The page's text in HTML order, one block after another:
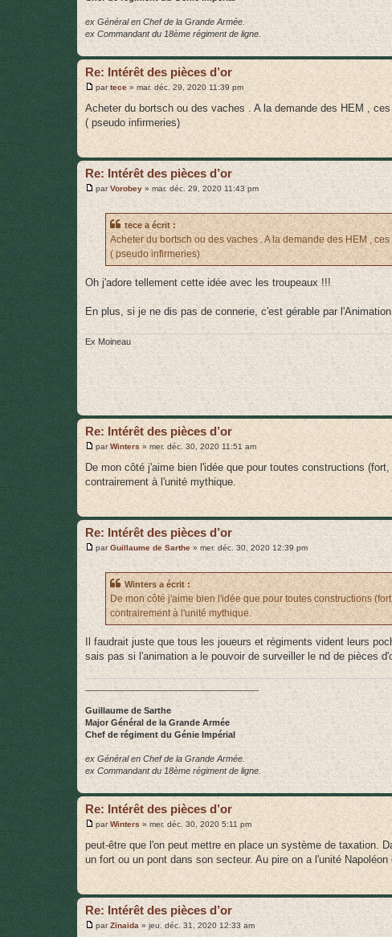
ex Général en Chef de la Grande Armée.
ex Commandant du 18ème régiment de ligne.
Re: Intérêt des pièces d’or
M
s
a
partece » mar. déc. 29, 2020 11:39 pm
Acheter du bortsch ou des vaches . A la demande des HEM ,
( pseudo infirmeries)
Re: Intérêt des pièces d’or
M
s
e
parVorobey » mar. déc. 29, 2020 11:43 pm
tece a écrit :
Acheter du bortsch ou des vaches . A la demande des HEM ,
( pseudo infirmeries)
Oh j'adore tellement cette idée avec les troupeaux !!!
En plus, si je ne dis pas de connerie, c'est gérable par
Ex Moineau
Re: Intérêt des pièces d’or
M
s
a
parWinters » mer. déc. 30, 2020 11:51 am
De mon côté j'aime bien l'idée que pour toutes constructions
contrairement à l'unité mythique.
Re: Intérêt des pièces d’or
M
s
e
parGuillaume de Sarthe » mer. déc. 30, 2020 12:39 pm
Winters a écrit :
De mon côté j'aime bien l'idée que pour toutes constructions
contrairement à l'unité mythique.
Il faudrait juste que tous les joueurs et régiments vident leurs
sais pas si l'animation a le pouvoir de surveiller le nd de pièces
____________________________________
Guillaume de Sarthe
Major Général de la Grande Armée
Chef de régiment du Génie Impérial
ex Général en Chef de la Grande Armée.
ex Commandant du 18ème régiment de ligne.
Re: Intérêt des pièces d’or
M
s
a
parWinters » mer. déc. 30, 2020 5:11 pm
peut-être que l'on peut mettre en place un système de taxation.
un fort ou un pont dans son secteur. Au pire on a l'unité
Re: Intérêt des pièces d’or
MparZinaida » jeu. déc. 31, 2020 12:33 am